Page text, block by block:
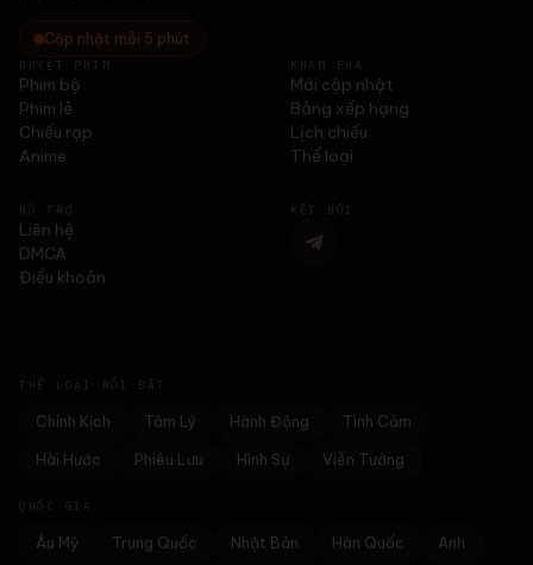
Cập nhật mỗi 5 phút
DUYỆT PHIM
Phim bộ
Phim lẻ
Chiếu rạp
Anime
KHÁM PHÁ
Mới cập nhật
Bảng xếp hạng
Lịch chiếu
Thể loại
HỖ TRỢ
Liên hệ
DMCA
Điều khoản
KẾT NỐI
THỂ LOẠI NỔI BẬT
Chính Kịch Tâm Lý Hành Động Tình Cảm
Hài Hước Phiêu Lưu Hình Sự Viễn Tưởng
QUỐC GIA
Âu Mỹ Trung Quốc Nhật Bản Hàn Quốc Anh